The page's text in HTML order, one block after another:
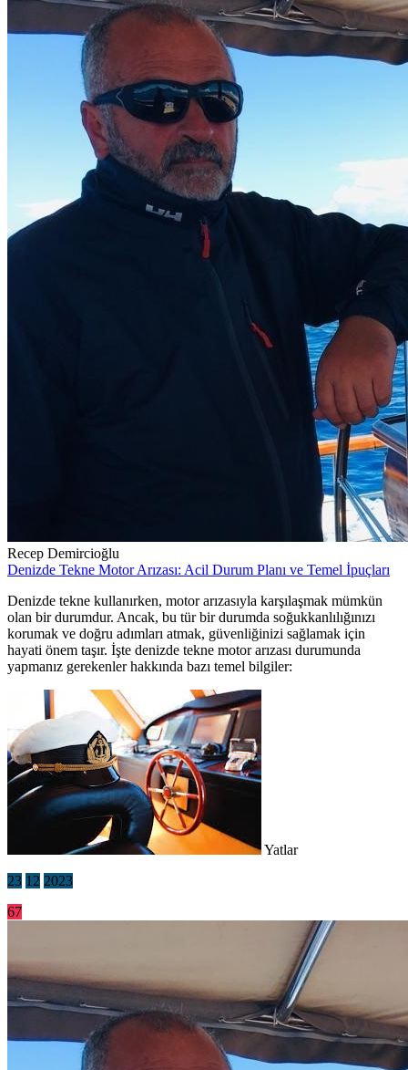
Recep Demircioğlu
Denizde Tekne Motor Arızası: Acil Durum Planı ve Temel İpuçları
Denizde tekne kullanırken, motor arızasıyla karşılaşmak mümkün
olan bir durumdur. Ancak, bu tür bir durumda soğukkanlılığınızı
korumak ve doğru adımları atmak, güvenliğinizi sağlamak için
hayati önem taşır. İşte denizde tekne motor arızası durumunda
yapmanız gerekenler hakkında bazı temel bilgiler:
Yatlar
23 12 2023
67